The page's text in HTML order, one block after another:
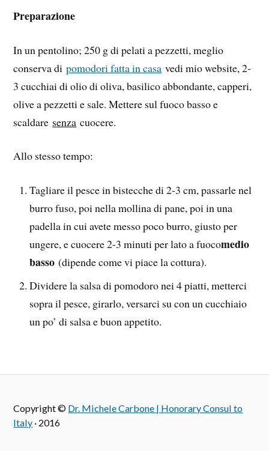
Preparazione
In un pentolino; 250 g di pelati a pezzetti, meglio
conserva dipomodori fatta in casa vedi mio website, 2-
3 cucchiai di olio di oliva, basilico abbondante, capperi,
olive a pezzetti e sale. Mettere sul fuoco basso e
scaldare senza cuocere.
Allo stesso tempo:
Tagliare il pesce in bistecche di 2-3 cm, passarle nel
burro fuso, poi nella mollina di pane, poi in una
padella in cui avete messo poco burro, giusto per
ungere, e cuocere 2-3 minuti per lato a fuocomedio
basso (dipende come vi piace la cottura).
Dividere la salsa di pomodoro nei 4 piatti, metterci
sopra il pesce, girarlo, versarci su con un cucchiaio
un po’ di salsa e buon appetito.
Copyright © Dr. Michele Carbone | Honorary Consul to
Italy · 2016